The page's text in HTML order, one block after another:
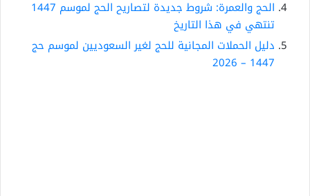
الحج والعمرة: شروط جديدة لتصاريح الحج لموسم 1447
تنتهي في هذا التاريخ
دليل الحملات المجانية للحج لغير السعوديين لموسم حج
1447 – 2026